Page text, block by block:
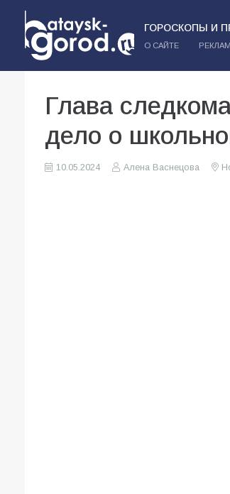
ГОРОСКОПЫ И
О САЙТЕ
Глава
дело о
10.05.2024 Алена Васнецова